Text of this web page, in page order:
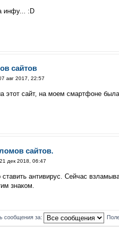
инфу... :D
сайтов
авг 2017, 22:57
этот сайт, на моем смартфоне
сайтов.
дек 2018, 06:47
антивирус. Сейчас
знаком.
сообщения за: